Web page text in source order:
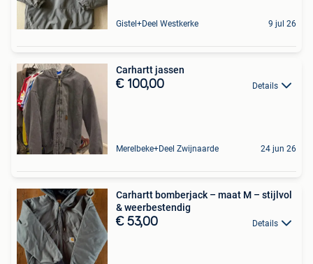
Gistel+Deel Westkerke 9 jul 26
Carhartt jassen
€ 100,00 Details
Merelbeke+Deel Zwijnaarde 24 jun 26
Carhartt bomberjack – maat M – stijlvol
& weerbestendig
€ 53,00 Details